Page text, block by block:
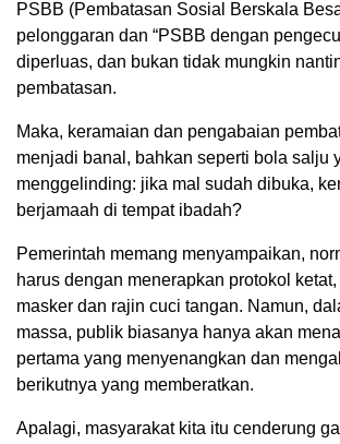
PSBB (Pembatasan Sosial Berskala
pelonggaran dan “PSBB dengan
diperluas, dan bukan tidak mungkin
pembatasan.
Maka, keramaian dan pengabaian
menjadi banal, bahkan seperti bola salju
menggelinding: jika mal sudah dibuka,
berjamaah di tempat ibadah?
Pemerintah memang menyampaikan,
harus dengan menerapkan protokol
masker dan rajin cuci tangan. Namun,
massa, publik biasanya hanya akan
pertama yang menyenangkan dan
berikutnya yang memberatkan.
Apalagi, masyarakat kita itu cenderung